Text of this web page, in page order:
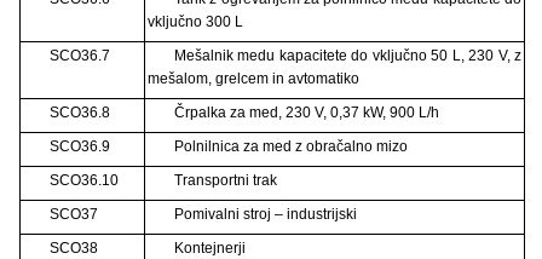
vključno 300 L
SCO36.7
Mešalnik medu kapacitete do vključno 50 L, 230 V, z
mešalom, grelcem in avtomatiko
SCO36.8
Črpalka za med, 230 V, 0,37 kW, 900 L/h
SCO36.9
Polnilnica za med z obračalno mizo
SCO36.10
Transportni trak
SCO37
Pomivalni stroj – industrijski
SCO38
Kontejnerji